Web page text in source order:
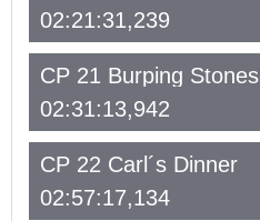
02:21:31,239
CP 21 Burping Stones
02:31:13,942
CP 22 Carl´s Dinner
02:57:17,134